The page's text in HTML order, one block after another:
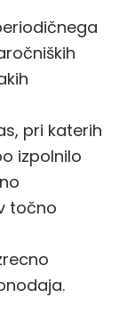
pri katerih
izpolnilo
točno